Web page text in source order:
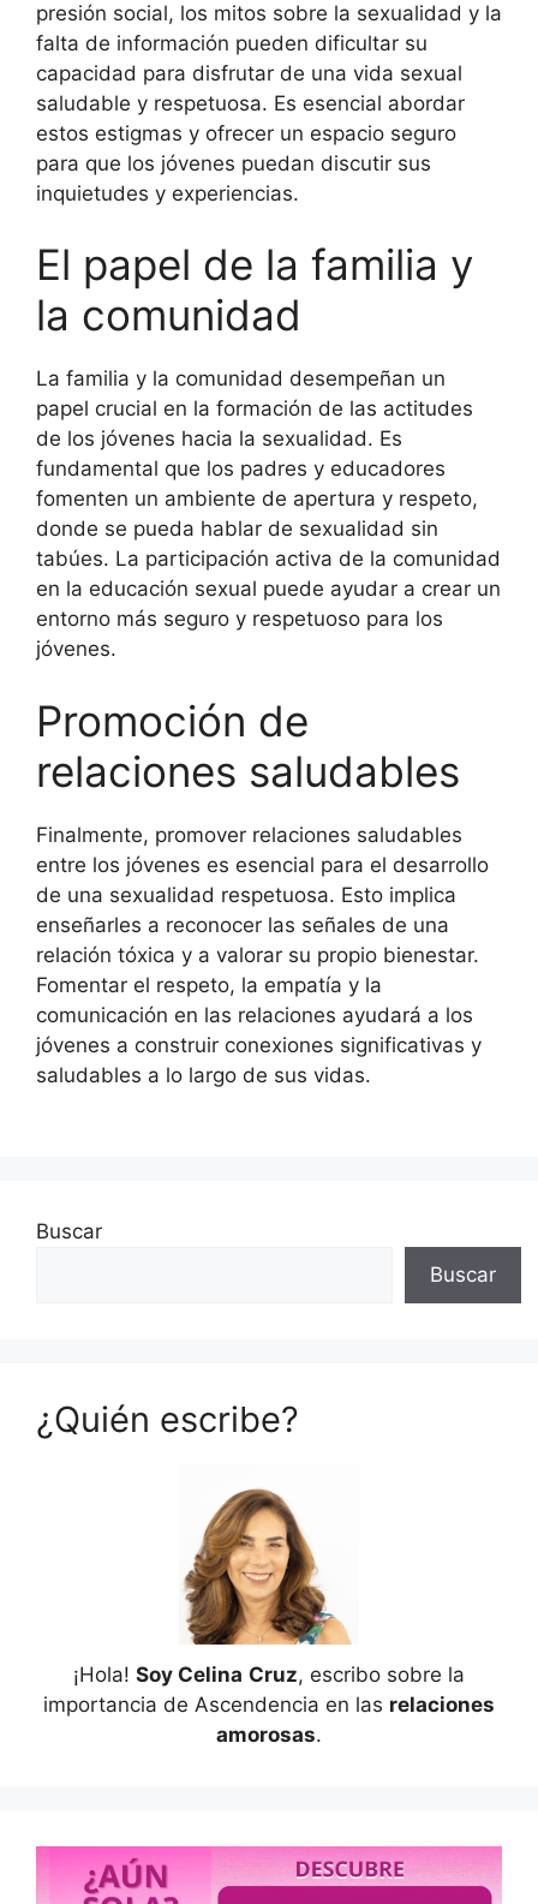
presión social, los mitos sobre la sexualidad y la
falta de información pueden dificultar su
capacidad para disfrutar de una vida sexual
saludable y respetuosa. Es esencial abordar
estos estigmas y ofrecer un espacio seguro
para que los jóvenes puedan discutir sus
inquietudes y experiencias.
El papel de la familia y
la comunidad
La familia y la comunidad desempeñan un
papel crucial en la formación de las actitudes
de los jóvenes hacia la sexualidad. Es
fundamental que los padres y educadores
fomenten un ambiente de apertura y respeto,
donde se pueda hablar de sexualidad sin
tabúes. La participación activa de la comunidad
en la educación sexual puede ayudar a crear un
entorno más seguro y respetuoso para los
jóvenes.
Promoción de
relaciones saludables
Finalmente, promover relaciones saludables
entre los jóvenes es esencial para el desarrollo
de una sexualidad respetuosa. Esto implica
enseñarles a reconocer las señales de una
relación tóxica y a valorar su propio bienestar.
Fomentar el respeto, la empatía y la
comunicación en las relaciones ayudará a los
jóvenes a construir conexiones significativas y
saludables a lo largo de sus vidas.
Buscar
Buscar
¿Quién escribe?
¡Hola! Soy Celina Cruz, escribo sobre la
importancia de Ascendencia en las relaciones
amorosas.